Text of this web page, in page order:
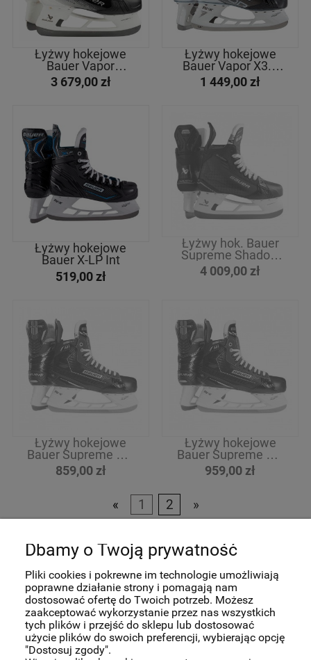
Łyżwy hokejowe
Bauer Vapor
Hyperlite2 Sr
3 679,00 zł
Łyżwy hokejowe
Bauer Vapor X3.7
Int
1 449,00 zł
Łyżwy hokejowe
Bauer X-LP Int
519,00 zł
Łyżwy hok. Bauer
Supreme Shadow
Int
4 009,00 zł
Łyżwy hokejowe
Bauer Supreme M1
Int
859,00 zł
Łyżwy hokejowe
Bauer Supreme M1
Sr
959,00 zł
« 1 2 »
Pomoc
Moje konto
Płatności i dostawa
Dbamy o Twoją prywatność
Pliki cookies i pokrewne im technologie umożliwiają
poprawne działanie strony i pomagają nam
dostosować ofertę do Twoich potrzeb. Możesz
zaakceptować wykorzystanie przez nas wszystkich
tych plików i przejść do sklepu lub dostosować
użycie plików do swoich preferencji, wybierając opcję
"Dostosuj zgody".